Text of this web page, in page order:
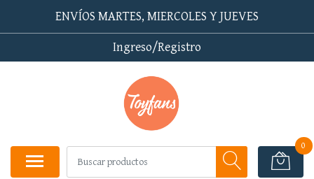
ENVÍOS MARTES, MIERCOLES Y JUEVES
Ingreso/Registro
0